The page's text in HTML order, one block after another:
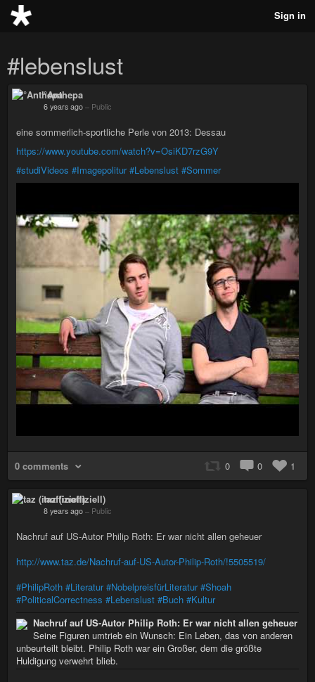
Sign in
#lebenslust
°Anthepa
6 years ago – Public
eine sommerlich-sportliche Perle von 2013: Dessau
https://www.youtube.com/watch?v=OsiKD7rzG9Y
#studiVideos #Imagepolitur #Lebenslust #Sommer
0 comments 0 0 1
taz (inoffiziell)
8 years ago – Public
Nachruf auf US-Autor Philip Roth: Er war nicht allen geheuer
http://www.taz.de/Nachruf-auf-US-Autor-Philip-Roth/!5505519/
#PhilipRoth #Literatur #NobelpreisfürLiteratur #Shoah
#PoliticalCorrectness #Lebenslust #Buch #Kultur
Nachruf auf US-Autor Philip Roth: Er war nicht allen geheuer
Seine Figuren umtrieb ein Wunsch: Ein Leben, das von anderen
unbeurteilt bleibt. Philip Roth war ein Großer, dem die größte
Huldigung verwehrt blieb.